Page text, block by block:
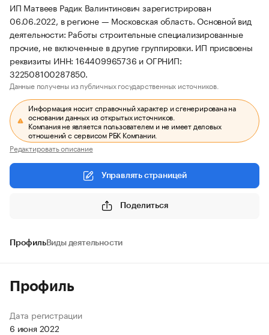
ИП Матвеев Радик Валинтинович зарегистрирован
06.06.2022, в регионе — Московская область. Основной вид
деятельности: Работы строительные специализированные
прочие, не включенные в другие группировки. ИП присвоены
реквизиты ИНН: 164409965736 и ОГРНИП:
322508100287850.
Данные получены из публичных государственных источников.
Информация носит справочный характер и сгенерирована на
основании данных из открытых источников.
Компания не является пользователем и не имеет деловых
отношений с сервисом РБК Компании.
Редактировать описание
Управлять страницей
Поделиться
ПрофильВиды деятельности
Профиль
Дата регистрации
6 июня 2022